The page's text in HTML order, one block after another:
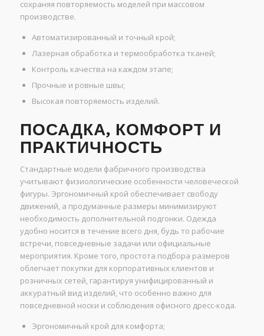
сохраняя повторяемость моделей при массовом
производстве.
Автоматизированный и точный крой;
Лазерная обработка и термообработка тканей;
Контроль качества на каждом этапе;
Прочные и ровные швы;
Высокая повторяемость изделий.
ПОСАДКА, КОМФОРТ И
ПРАКТИЧНОСТЬ
Стандартные модели фабричного производства
учитывают физиологические особенности человеческой
фигуры. Эргономичный крой обеспечивает свободу
движений, а продуманные размеры минимизируют
необходимость дополнительной подгонки. Одежда
удобно носится в течение всего дня, будь то рабочие
встречи, повседневные задачи или официальные
мероприятия. Кроме того, простота подбора размеров
облегчает покупки для корпоративных клиентов и
розничных сетей, гарантируя унифицированный и
аккуратный вид изделий, что особенно важно для
повседневной носки и соблюдения офисного дресс-кода.
Эргономичный крой для комфорта;